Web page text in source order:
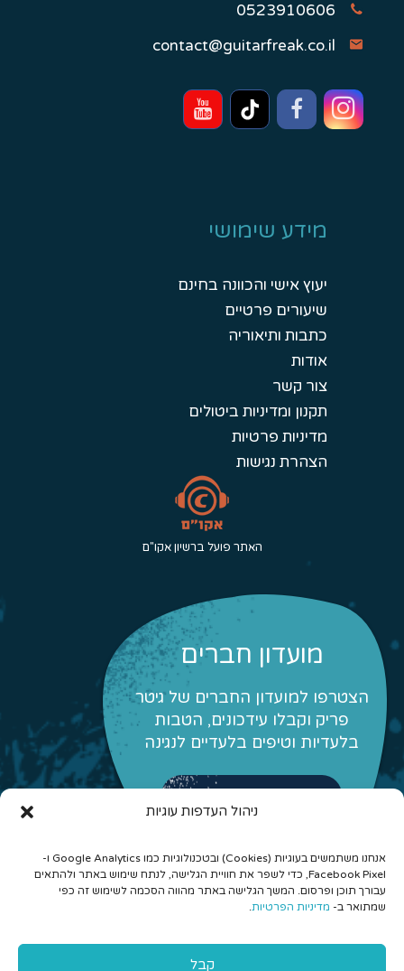
ניהול העדפות עוגיות
אנחנו משתמשים בעוגיות (Cookies) ובטכנולוגיות כמו Google Analytics ו-
Facebook Pixel, כדי לשפר את חוויית הגלישה, לנתח שימוש באתר ולהתאים
עבורך תוכן ופרסום. המשך הגלישה באתר מהווה הסכמה לשימוש זה כפי
שמתואר ב- מדיניות הפרטיות.
קבל
0523910606
contact@guitarfreak.co.il
מידע שימושי
יעוץ אישי והכוונה בחינם
שיעורים פרטיים
כתבות ותיאוריה
אודות
צור קשר
תקנון ומדיניות ביטולים
מדיניות פרטיות
הצהרת נגישות
האתר פועל ברשיון אקו"ם
מועדון חברים
הצטרפו למועדון החברים של גיטר
פריק וקבלו עידכונים, הטבות
בלעדיות וטיפים בלעדיים לנגינה
© 2026 כל הזכויות שמורות לגיטר פריק - לימוד גיטרה אונליין